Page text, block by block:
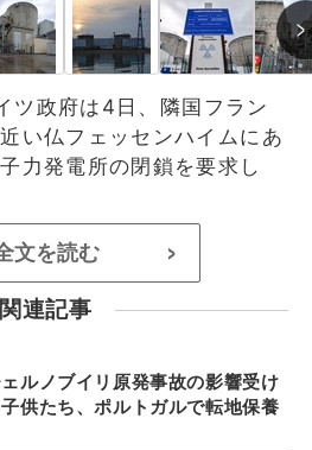
ツ政府は4日、隣国フラン
い仏フェッセンハイムにあ
力発電所の閉鎖を要求し
文を読む >
関連記事
ルノブイリ原発事故の影響受け
供たち、ポルトガルで転地保養